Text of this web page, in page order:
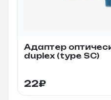
Адаптер
duplex (type SC)
22₽